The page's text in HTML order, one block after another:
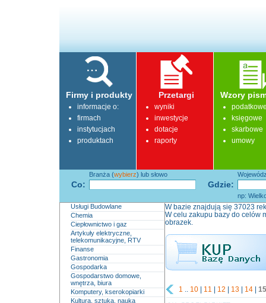
Firmy i produkty
informacje o:
firmach
instytucjach
produktach
Przetargi
wyniki
inwestycje
dotacje
raporty
Wzory
księgowe
skarbowe
umowy
Co: Gdzie:
Branża (wybierz) lub słowo
np:
Usługi Budowlane
Chemia
Ciepłownictwo i gaz
Artykuły elektryczne,
telekomunikacyjne, RTV
Finanse
Gastronomia
Gospodarka
Gospodarstwo domowe,
wnętrza, biura
Komputery, kserokopiarki
Kultura, sztuka, nauka
W bazie znajdują się 37023
W celu zakupu bazy do celów
obrazek.
1 10 | 11 | 12 | 13 | 14 |